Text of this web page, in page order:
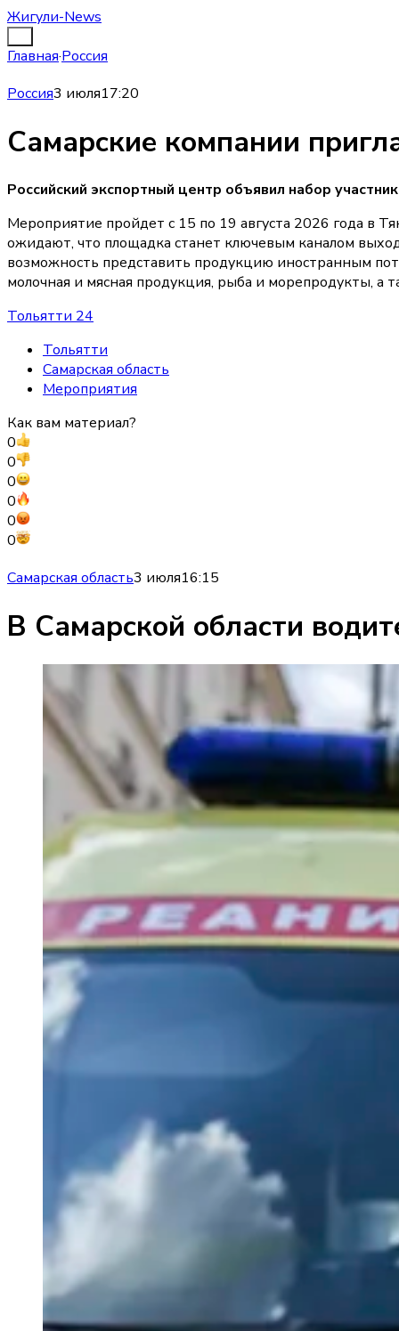
Жигули-News
Главная·Россия
Россия3 июля17:20
Самарские компании
Российский экспортный центр объявил набор
Мероприятие пройдет с 15 по 19 августа 2026 года в
ожидают, что площадка станет ключевым каналом
возможность представить продукцию иностранным
молочная и мясная продукция, рыба и морепродукты, а
Тольятти 24
Тольятти
Самарская область
Мероприятия
Как вам материал?
0
0
0
0
0
0
Самарская область3 июля16:15
В Самарской области